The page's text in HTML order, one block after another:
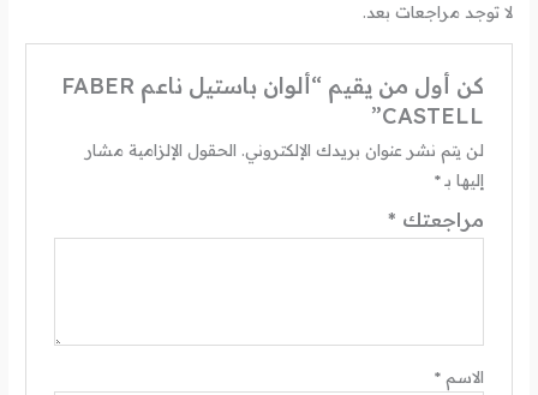
لا توجد مراجعات بعد.
كن أول من يقيم “ألوان باستيل ناعم FABER
CASTELL”
لن يتم نشر عنوان بريدك الإلكتروني. الحقول الإلزامية مشار
إليها بـ*
مراجعتك *
الاسم *